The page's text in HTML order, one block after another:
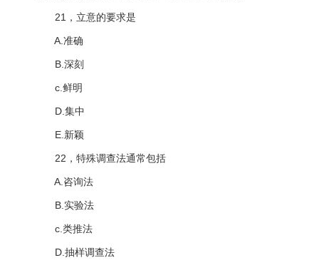
21，立意的要求是
A.准确
B.深刻
c.鲜明
D.集中
E.新颖
22，特殊调查法通常包括
A.咨询法
B.实验法
c.类推法
D.抽样调查法